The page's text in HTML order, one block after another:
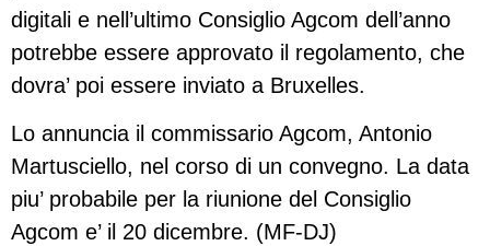
digitali e nell’ultimo Consiglio Agcom dell’anno
potrebbe essere approvato il regolamento, che
dovra’ poi essere inviato a Bruxelles.
Lo annuncia il commissario Agcom, Antonio
Martusciello, nel corso di un convegno. La data
piu’ probabile per la riunione del Consiglio
Agcom e’ il 20 dicembre. (MF-DJ)